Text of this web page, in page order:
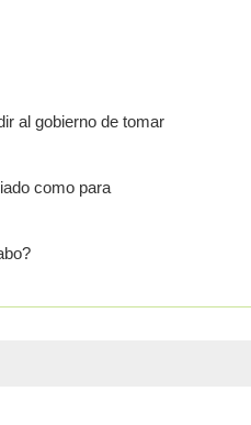
al gobierno de tomar
como para